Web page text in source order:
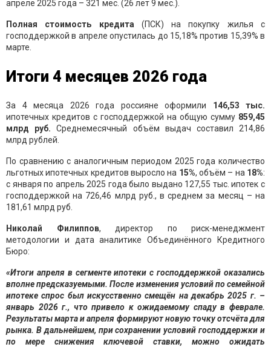
апреле 2025 года – 321 мес. (26 лет 9 мес.).
Полная стоимость кредита (ПСК) на покупку жилья с
господдержкой в апреле опустилась до 15,18% против 15,39% в
марте.
Итоги 4 месяцев 2026 года
За 4 месяца 2026 года россияне оформили 146,53 тыс.
ипотечных кредитов с господдержкой на общую сумму 859,45
млрд руб.Среднемесячный объём выдач составил 214,86
млрд рублей.
По сравнению с аналогичным периодом 2025 года количество
льготных ипотечных кредитов выросло на 15%, объём – на 18%:
с января по апрель 2025 года было выдано 127,55 тыс. ипотек с
господдержкой на 726,46 млрд руб., в среднем за месяц – на
181,61 млрд руб.
Николай Филиппов, директор по риск-менеджмент
методологии и дата аналитике Объединённого Кредитного
Бюро:
«Итоги апреля в сегменте ипотеки с господдержкой оказались
вполне предсказуемыми. После изменения условий по семейной
ипотеке спрос был искусственно смещён на декабрь 2025 г. –
январь 2026 г., что привело к ожидаемому спаду в феврале.
Результаты марта и апреля формируют новую точку отсчёта для
рынка. В дальнейшем, при сохранении условий господдержки и
по мере снижения ключевой ставки, можно ожидать